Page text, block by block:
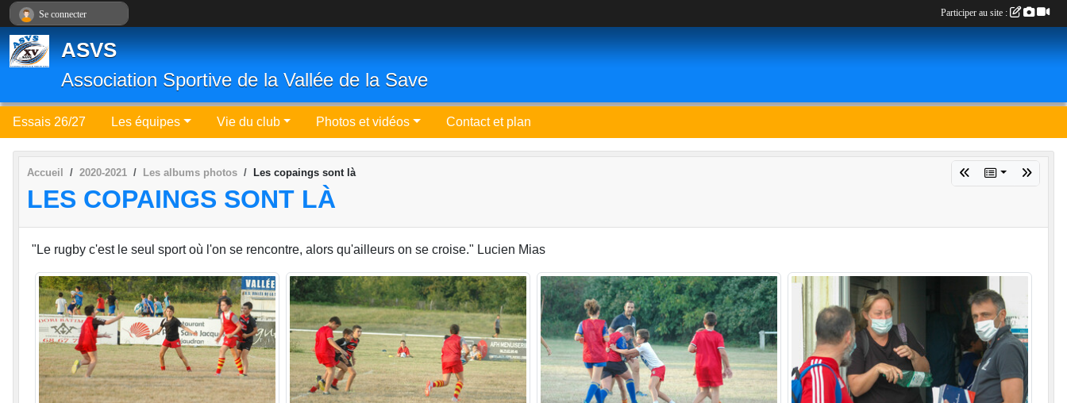
ASVS
Association Sportive de la Vallée de la Save
Essais 26/27 Les équipes Vie du club Photos et vidéos Contact et plan
Accueil 2020-2021 Les albums photos Les copaings sont là
LES COPAINGS SONT LÀ
"Le rugby c'est le seul sport où l'on se rencontre, alors qu'ailleurs on se croise." Lucien Mias
Se connecter Participer au site :
Panneau de gestion des cookies